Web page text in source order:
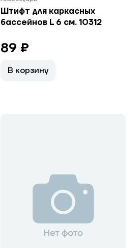
Штифт для каркасных
бассейнов L 6 см. 10312
89 ₽
В корзину